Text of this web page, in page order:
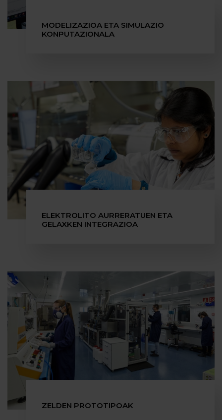
MODELIZAZIOA ETA SIMULAZIO
KONPUTAZIONALA
ELEKTROLITO AURRERATUEN ETA
GELAXKEN INTEGRAZIOA
ZELDEN PROTOTIPOAK